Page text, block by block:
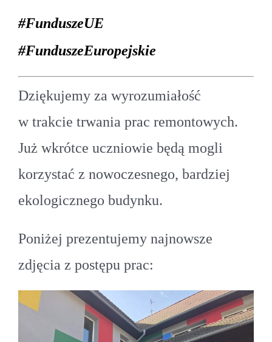
#FunduszeUE
#FunduszeEuropejskie
Dziękujemy za wyrozumiałość
w trakcie trwania prac remontowych.
Już wkrótce uczniowie będą mogli
korzystać z nowoczesnego, bardziej
ekologicznego budynku.
Poniżej prezentujemy najnowsze
zdjęcia z postępu prac: